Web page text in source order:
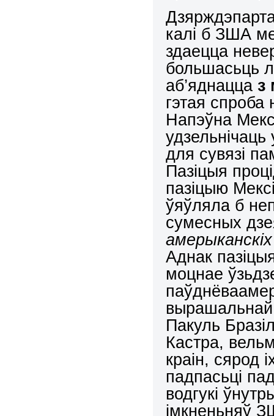
калі б ЗША
здаецца
большасьць
аб’яднацца з
гэтая
Напэўна
для сувязі
Пазіцыя
пазіцыю
ўяўляла б
сумесных
Аднак
моцнае
вырашальнай
Пакуль
Кастра,
краін, сярод
падпасьці
водгукі
імкненьняў